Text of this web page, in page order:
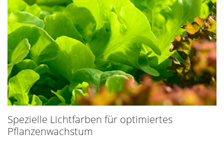
Spezielle Lichtfarben für optimiertes
Pflanzenwachstum